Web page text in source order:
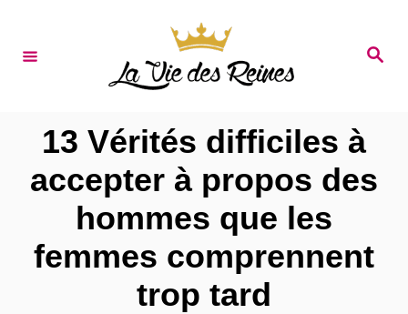
S
13 Vérités difficiles à
accepter à propos des
hommes que les
femmes comprennent
trop tard